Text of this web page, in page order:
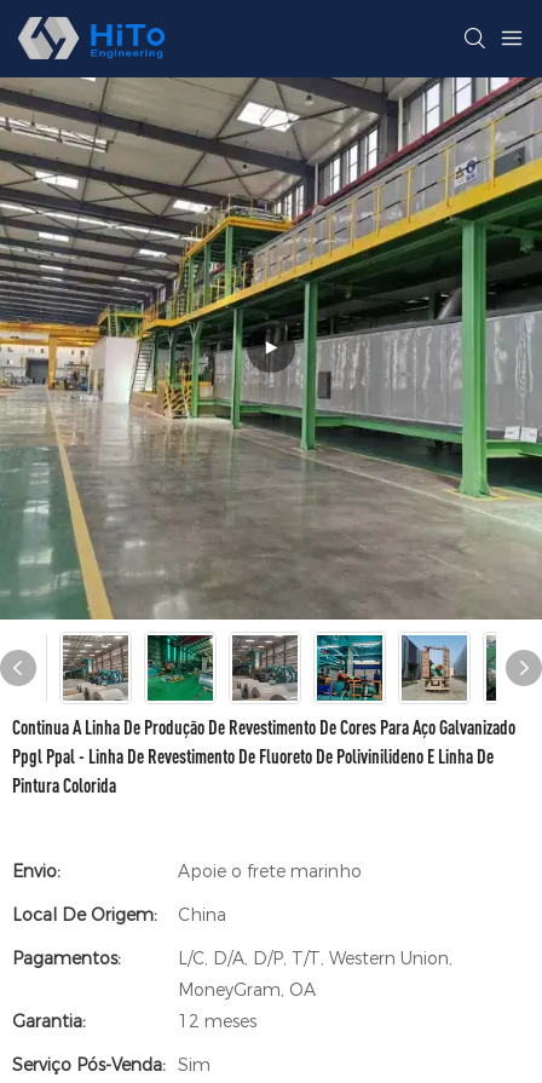
Continua A Linha De Produção De Revestimento De Cores Para Aço Galvanizado
Ppgl Ppal - Linha De Revestimento De Fluoreto De Polivinilideno E Linha De
Pintura Colorida
Envio:
Apoie o frete marinho
Local De Origem:
China
Pagamentos:
L/C, D/A, D/P, T/T, Western Union,
MoneyGram, OA
Garantia:
12 meses
Serviço Pós-Venda: Sim